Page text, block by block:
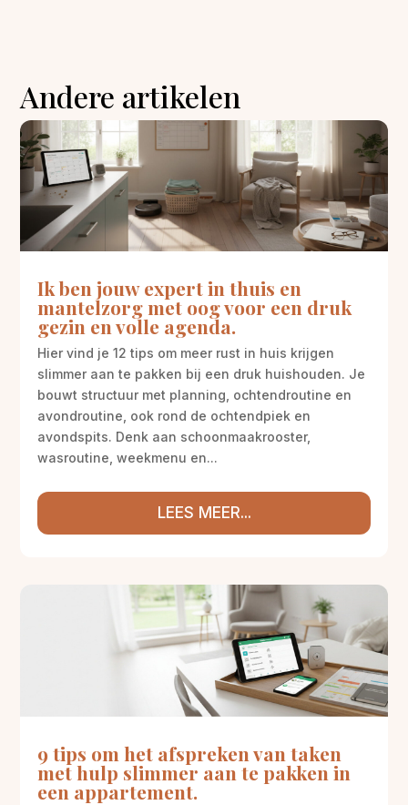
Andere artikelen
Ik ben jouw expert in thuis en
mantelzorg met oog voor een druk
gezin en volle agenda.
Hier vind je 12 tips om meer rust in huis krijgen
slimmer aan te pakken bij een druk huishouden. Je
bouwt structuur met planning, ochtendroutine en
avondroutine, ook rond de ochtendpiek en
avondspits. Denk aan schoonmaakrooster,
wasroutine, weekmenu en...
LEES MEER...
9 tips om het afspreken van taken
met hulp slimmer aan te pakken in
een appartement.